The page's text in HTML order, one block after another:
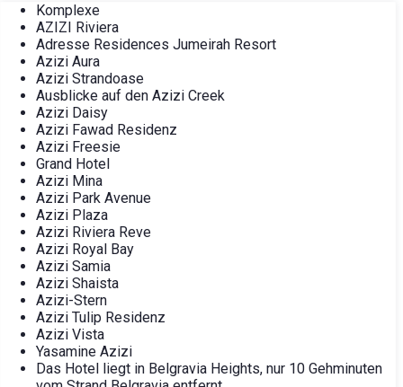
Komplexe
AZIZI Riviera
Adresse Residences Jumeirah Resort
Azizi Aura
Azizi Strandoase
Ausblicke auf den Azizi Creek
Azizi Daisy
Azizi Fawad Residenz
Azizi Freesie
Grand Hotel
Azizi Mina
Azizi Park Avenue
Azizi Plaza
Azizi Riviera Reve
Azizi Royal Bay
Azizi Samia
Azizi Shaista
Azizi-Stern
Azizi Tulip Residenz
Azizi Vista
Yasamine Azizi
Das Hotel liegt in Belgravia Heights, nur 10 Gehminuten